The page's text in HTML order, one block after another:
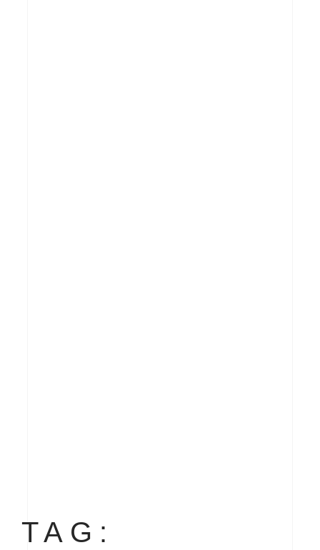
TAG: